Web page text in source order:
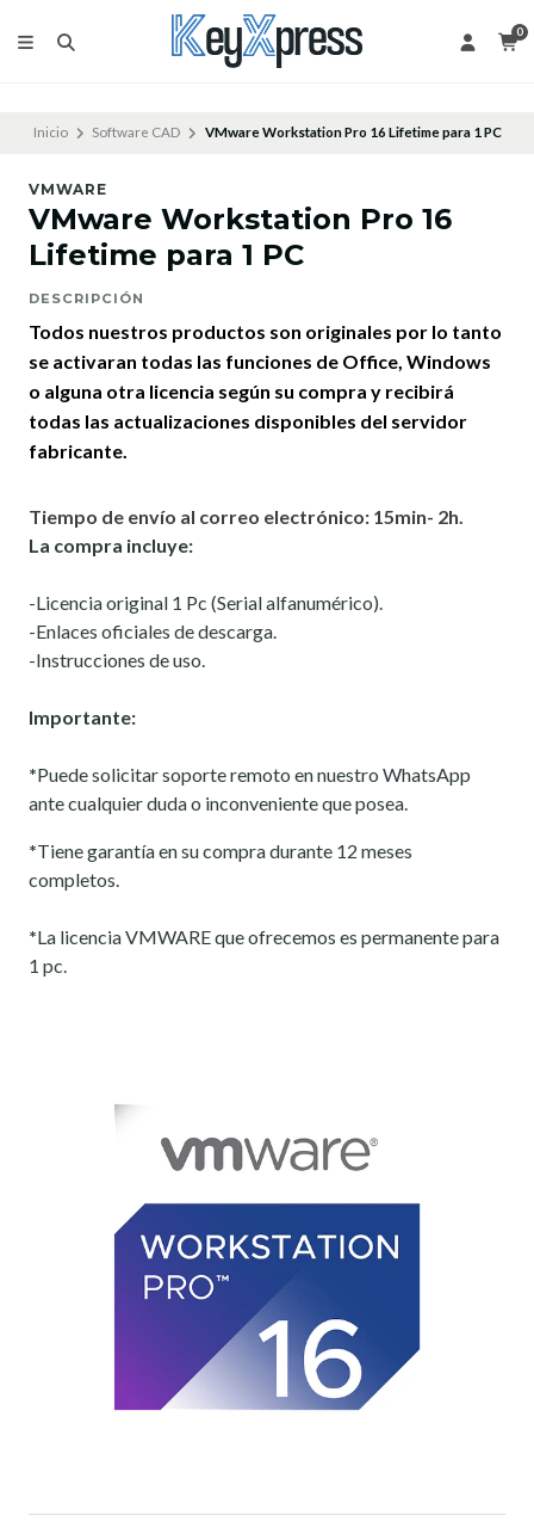
0
Inicio Software CAD VMware Workstation Pro 16 Lifetime para 1 PC
VMWARE
VMware Workstation Pro 16
Lifetime para 1 PC
DESCRIPCIÓN
Todos nuestros productos son originales por lo tanto
se activaran todas las funciones de Office, Windows
o alguna otra licencia según su compra y recibirá
todas las actualizaciones disponibles del servidor
fabricante.
Tiempo de envío al correo electrónico: 15min- 2h.
La compra incluye:
-Licencia original 1 Pc (Serial alfanumérico).
-Enlaces oficiales de descarga.
-Instrucciones de uso.
Importante:
*Puede solicitar soporte remoto en nuestro WhatsApp
ante cualquier duda o inconveniente que posea.
*Tiene garantía en su compra durante 12 meses
completos.
*La licencia VMWARE que ofrecemos es permanente para
1 pc.